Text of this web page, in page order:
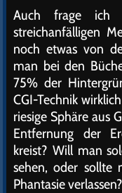
Auch frage ich
streichanfälligen
noch etwas von
man bei den
75% der
CGI-Technik
riesige Sphäre aus
Entfernung der
kreist? Will man
sehen, oder sollte
Phantasie verlassen?